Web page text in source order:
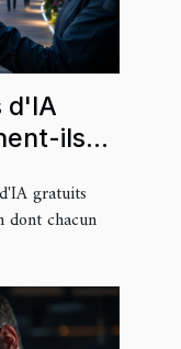
d'IA
ils
gratuits
dont chacun